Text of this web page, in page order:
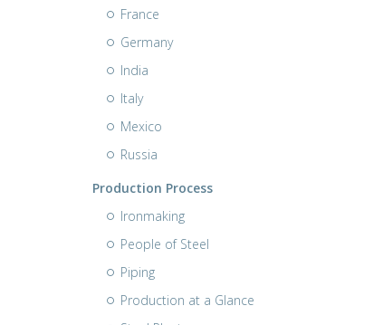
France
Germany
India
Italy
Mexico
Russia
Production Process
Ironmaking
People of Steel
Piping
Production at a Glance